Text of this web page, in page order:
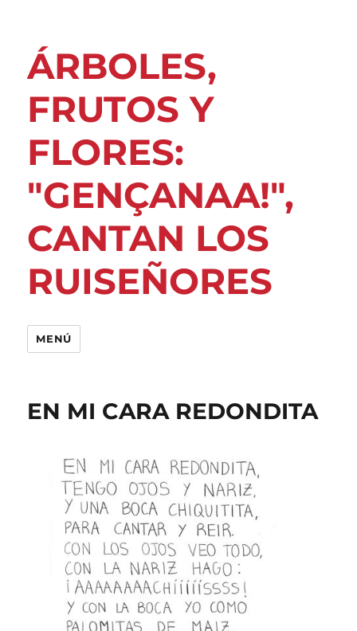
ÁRBOLES,
FRUTOS Y
FLORES:
"GENÇANAA!",
CANTAN LOS
RUISEÑORES
MENÚ
EN MI CARA REDONDITA